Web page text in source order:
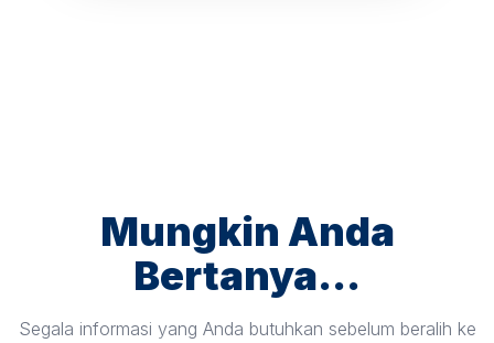
Mungkin Anda
Bertanya...
Segala informasi yang Anda butuhkan sebelum beralih ke